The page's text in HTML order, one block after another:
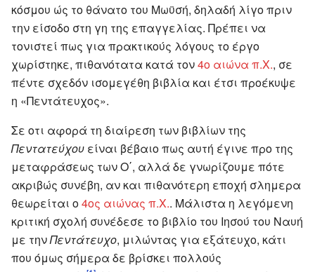
κόσμου ώς το θάνατο του Μωϋσή, δηλαδή λίγο πριν
την είσοδο στη γη της επαγγελίας. Πρέπει να
τονιστεί πως για πρακτικούς λόγους το έργο
χωρίστηκε, πιθανότατα κατά τον4ο αιώνα π.Χ., σε
πέντε σχεδόν ισομεγέθη βιβλία και έτσι προέκυψε
η «Πεντάτευχος».
Σε οτι αφορά τη διαίρεση των βιβλίων της
Πεντατεύχου είναι βέβαιο πως αυτή έγινε προ της
μεταφράσεως των Ο΄, αλλά δε γνωρίζουμε πότε
ακριβώς συνέβη, αν και πιθανότερη εποχή σλημερα
θεωρείται ο4ος αιώνας π.Χ.. Μάλιστα η λεγόμενη
κριτική σχολή συνέδεσε το βιβλίο του Ιησού του Ναυή
με τηνΠεντάτευχο, μιλώντας για εξάτευχο, κάτι
που όμως σήμερα δε βρίσκει πολλούς